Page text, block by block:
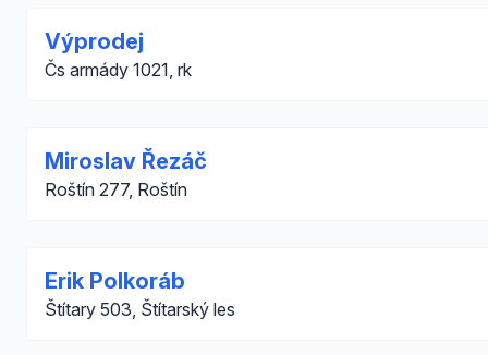
Výprodej
Čs armády 1021, rk
Miroslav Řezáč
Roštín 277, Roštín
Erik Polkoráb
Štítary 503, Štítarský les